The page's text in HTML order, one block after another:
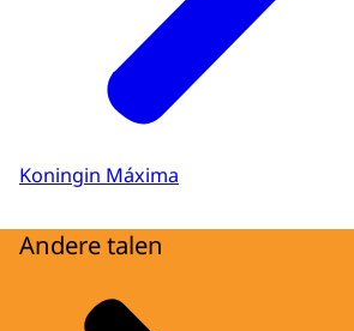
Koningin Máxima
Andere talen